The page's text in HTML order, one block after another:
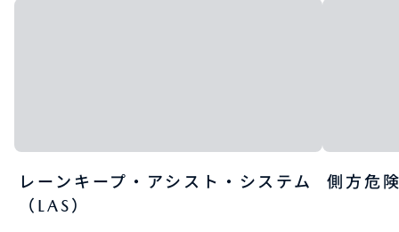
レーンキープ・アシスト・システム
（LAS）
側方​危